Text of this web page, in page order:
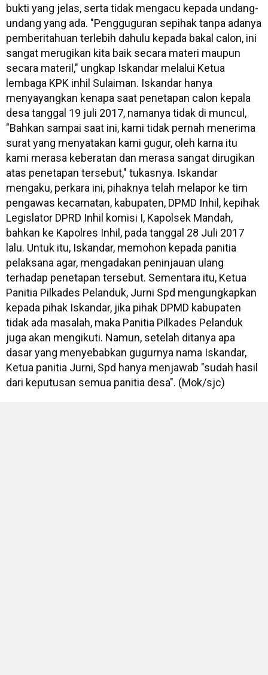
bukti yang jelas, serta tidak mengacu kepada undang-
undang yang ada. "Pengguguran sepihak tanpa adanya
pemberitahuan terlebih dahulu kepada bakal calon, ini
sangat merugikan kita baik secara materi maupun
secara materil," ungkap Iskandar melalui Ketua
lembaga KPK inhil Sulaiman. Iskandar hanya
menyayangkan kenapa saat penetapan calon kepala
desa tanggal 19 juli 2017, namanya tidak di muncul,
"Bahkan sampai saat ini, kami tidak pernah menerima
surat yang menyatakan kami gugur, oleh karna itu
kami merasa keberatan dan merasa sangat dirugikan
atas penetapan tersebut," tukasnya. Iskandar
mengaku, perkara ini, pihaknya telah melapor ke tim
pengawas kecamatan, kabupaten, DPMD Inhil, kepihak
Legislator DPRD Inhil komisi I, Kapolsek Mandah,
bahkan ke Kapolres Inhil, pada tanggal 28 Juli 2017
lalu. Untuk itu, Iskandar, memohon kepada panitia
pelaksana agar, mengadakan peninjauan ulang
terhadap penetapan tersebut. Sementara itu, Ketua
Panitia Pilkades Pelanduk, Jurni Spd mengungkapkan
kepada pihak Iskandar, jika pihak DPMD kabupaten
tidak ada masalah, maka Panitia Pilkades Pelanduk
juga akan mengikuti. Namun, setelah ditanya apa
dasar yang menyebabkan gugurnya nama Iskandar,
Ketua panitia Jurni, Spd hanya menjawab "sudah hasil
dari keputusan semua panitia desa". (Mok/sjc)